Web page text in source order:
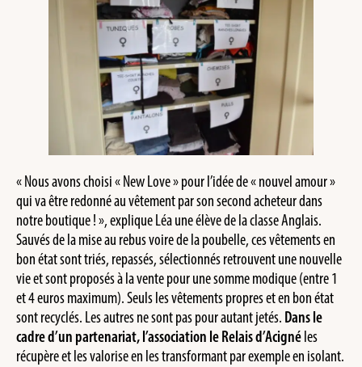
« Nous avons choisi « New Love » pour l’idée de « nouvel amour »
qui va être redonné au vêtement par son second acheteur dans
notre boutique ! », explique Léa une élève de la classe Anglais.
Sauvés de la mise au rebus voire de la poubelle, ces vêtements en
bon état sont triés, repassés, sélectionnés retrouvent une nouvelle
vie et sont proposés à la vente pour une somme modique (entre 1
et 4 euros maximum). Seuls les vêtements propres et en bon état
sont recyclés. Les autres ne sont pas pour autant jetés. Dans le
cadre d’un partenariat, l’association le Relais d’Acignéles
récupère et les valorise en les transformant par exemple en isolant.